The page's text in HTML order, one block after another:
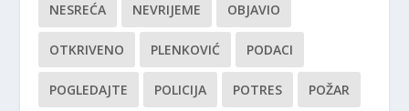
NESREĆA NEVRIJEME OBJAVIO
OTKRIVENO PLENKOVIĆ PODACI
POGLEDAJTE POLICIJA POTRES POŽAR